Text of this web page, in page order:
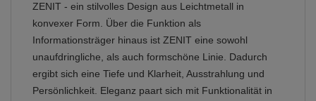
ZENIT - ein stilvolles Design aus Leichtmetall in
konvexer Form. Über die Funktion als
Informationsträger hinaus ist ZENIT eine sowohl
unaufdringliche, als auch formschöne Linie. Dadurch
ergibt sich eine Tiefe und Klarheit, Ausstrahlung und
Persönlichkeit. Eleganz paart sich mit Funktionalität in